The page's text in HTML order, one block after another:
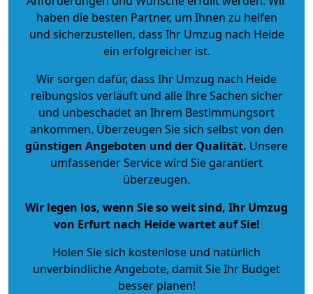
haben die besten Partner, um Ihnen zu helfen
und sicherzustellen, dass Ihr Umzug nach Heide
ein erfolgreicher ist.
Wir sorgen dafür, dass Ihr Umzug nach Heide
reibungslos verläuft und alle Ihre Sachen sicher
und unbeschadet an Ihrem Bestimmungsort
ankommen. Überzeugen Sie sich selbst von den
günstigen Angeboten und der Qualität. Unsere
umfassender Service wird Sie garantiert
überzeugen.
Wir legen los, wenn Sie so weit sind, Ihr Umzug
von Erfurt nach Heide wartet auf Sie!
Holen Sie sich kostenlose und natürlich
unverbindliche Angebote, damit Sie Ihr Budget
besser planen!